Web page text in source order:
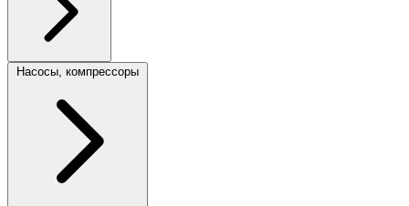
Насосы, компрессоры